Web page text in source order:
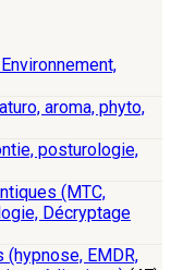
aroma, phyto,
posturologie,
(MTC,
Décryptage
EMDR,